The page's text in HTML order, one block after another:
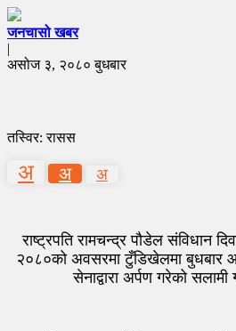
जनचासो खबर
|
असोज ३, २०८० बुधबार
तस्विर: रासस
अ अ अ
राष्ट्रपति रामचन्द्र पौडेल संविधान
२०८०को अवसरमा टुँडिखेलमा बुधबार
सेनाद्वारा अर्पण गरेको